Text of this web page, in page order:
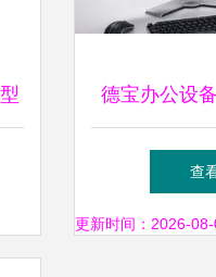
德宝办公设
决方
查
更新时间：2026-